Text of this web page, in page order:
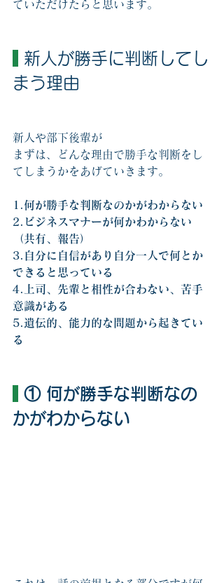
ていただけたらと思います。
新人が勝手に判断してし
まう理由
新人や部下後輩が
まずは、どんな理由で勝手な判断をし
てしまうかをあげていきます。
1.何が勝手な判断なのかがわからない
2.ビジネスマナーが何かわからない
（共有、報告）
3.自分に自信があり自分一人で何とか
できると思っている
4.上司、先輩と相性が合わない、苦手
意識がある
5.遺伝的、能力的な問題から起きてい
る
① 何が勝手な判断なの
かがわからない